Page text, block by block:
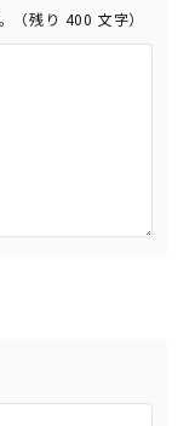
（残り 400 文字）